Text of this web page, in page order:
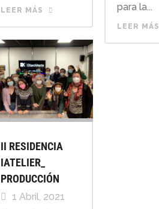
LEER MÁS
para la...
LEER MÁS
II RESIDENCIA
IATELIER_
PRODUCCIÓN
1 Abril, 2021